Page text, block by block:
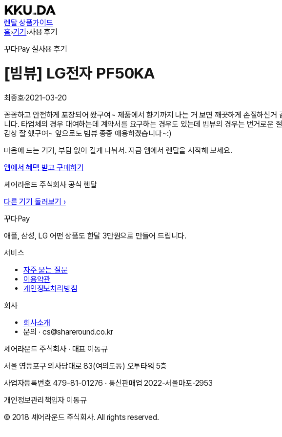
렌탈 상품가이드
홈›기기›사용 후기
꾸다Pay 실사용 후기
[빔뷰] LG전자 PF50KA
최종호·2021-03-20
꼼꼼하고 안전하게 포장되어 왔구여~ 제품에서 향기까지 나는 거 보면 깨끗하게 손질하신
니다. 타업체의 경우 대여하는데 계약서를 요구하는 경우도 있는데 빔뷰의 경우는 번거로
감상 잘 했구여~ 앞으로도 빔뷰 종종 애용하겠습니다~:)
마음에 드는 기기, 부담 없이 길게 나눠서. 지금 앱에서 렌탈을 시작해 보세요.
앱에서 혜택 받고 구매하기
셰어라운드 주식회사 공식 렌탈
다른 기기 둘러보기 ›
꾸다Pay
애플, 삼성, LG 어떤 상품도 한달 3만원으로 만들어 드립니다.
서비스
자주 묻는 질문
이용약관
개인정보처리방침
회사
회사소개
문의 ·cs@shareround.co.kr
셰어라운드 주식회사 · 대표 이동규
서울 영등포구 의사당대로 83(여의도동) 오투타워 5층
사업자등록번호 479-81-01276 · 통신판매업2022-서울마포-2953
개인정보관리책임자 이동규
© 2018 셰어라운드 주식회사. All rights reserved.